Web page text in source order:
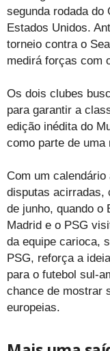
segunda rodada do
Estados Unidos.
torneio contra o
medirá forças com
Os dois clubes
para garantir a
edição inédita do
como parte de uma
Com um
disputas acirradas,
de junho, quando o
Madrid e o PSG
da equipe carioca,
PSG, reforça a
para o futebol sul-
chance de mostrar
europeias.